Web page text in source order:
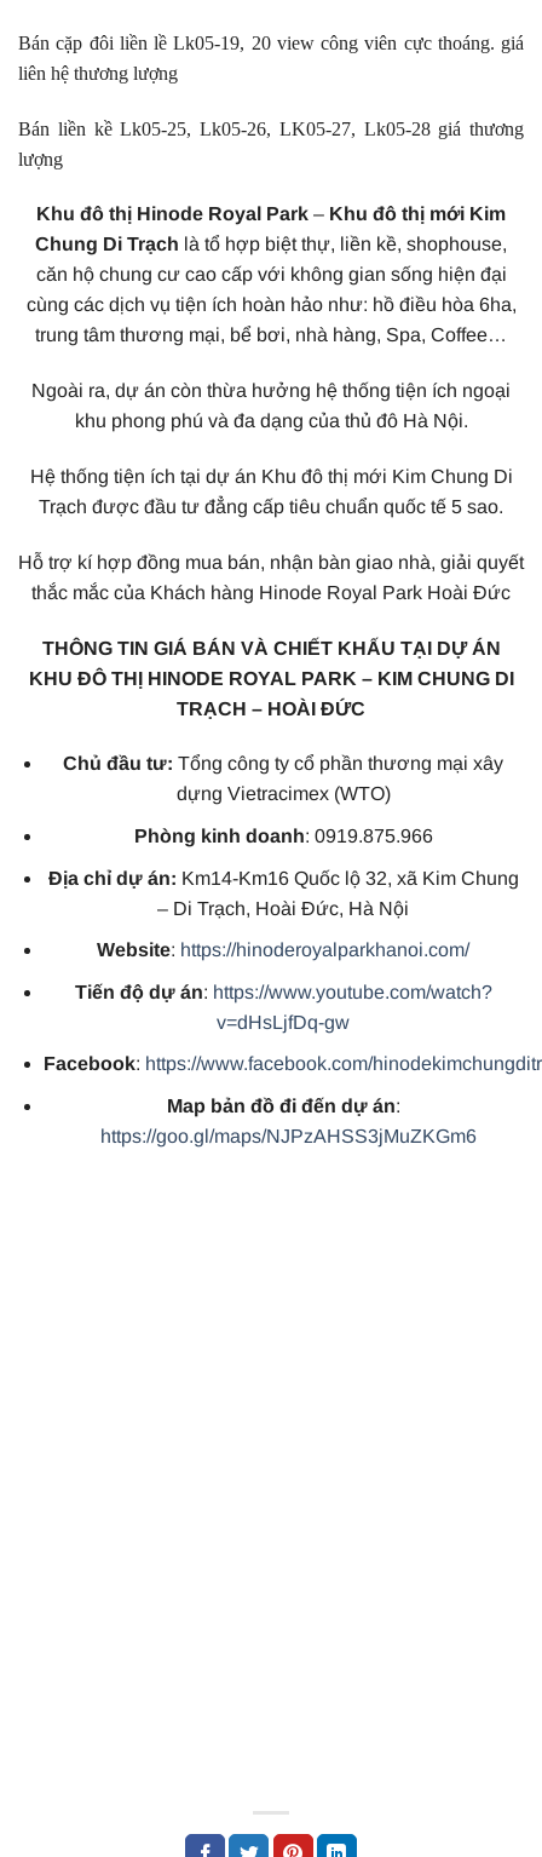
Bán cặp đôi liền lề Lk05-19, 20 view công viên cực thoáng. giá
liên hệ thương lượng
Bán liền kề Lk05-25, Lk05-26, LK05-27, Lk05-28 giá thương
lượng
Khu đô thị Hinode Royal Park – Khu đô thị mới Kim
Chung Di Trạch là tổ hợp biệt thự, liền kề, shophouse,
căn hộ chung cư cao cấp với không gian sống hiện đại
cùng các dịch vụ tiện ích hoàn hảo như: hồ điều hòa 6ha,
trung tâm thương mại, bể bơi, nhà hàng, Spa, Coffee…
Ngoài ra, dự án còn thừa hưởng hệ thống tiện ích ngoại
khu phong phú và đa dạng của thủ đô Hà Nội.
Hệ thống tiện ích tại dự án Khu đô thị mới Kim Chung Di
Trạch được đầu tư đẳng cấp tiêu chuẩn quốc tế 5 sao.
Hỗ trợ kí hợp đồng mua bán, nhận bàn giao nhà, giải quyết
thắc mắc của Khách hàng Hinode Royal Park Hoài Đức
THÔNG TIN GIÁ BÁN VÀ CHIẾT KHẤU TẠI DỰ ÁN
KHU ĐÔ THỊ HINODE ROYAL PARK – KIM CHUNG DI
TRẠCH – HOÀI ĐỨC
Chủ đầu tư: Tổng công ty cổ phần thương mại xây
dựng Vietracimex (WTO)
Phòng kinh doanh: 0919.875.966
Địa chỉ dự án: Km14-Km16 Quốc lộ 32, xã Kim Chung
– Di Trạch, Hoài Đức, Hà Nội
Website: https://hinoderoyalparkhanoi.com/
Tiến độ dự án: https://www.youtube.com/watch?
v=dHsLjfDq-gw
Facebook: https://www.facebook.com/
Map bản đồ đi đến dự án:
https://goo.gl/maps/NJPzAHSS3jMuZKGm6